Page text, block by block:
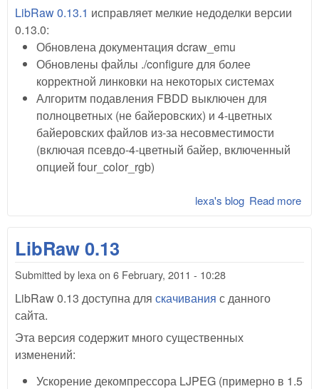
LibRaw 0.13.1 исправляет мелкие недоделки версии
0.13.0:
Обновлена документация dcraw_emu
Обновлены файлы ./configure для более
корректной линковки на некоторых системах
Алгоритм подавления FBDD выключен для
полноцветных (не байеровских) и 4-цветных
байеровских файлов из-за несовместимости
(включая псевдо-4-цветный байер, включенный
опцией four_color_rgb)
Read more
lexa's blog
LibRaw 0.13
Submitted by lexa on 6 February, 2011 - 10:28
LibRaw 0.13 доступна для скачивания с данного
сайта.
Эта версия содержит много существенных
изменений:
Ускорение декомпрессора LJPEG (примерно в 1.5